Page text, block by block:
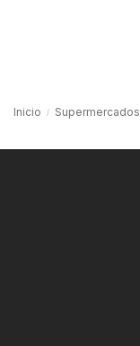
Inicio Supermercados